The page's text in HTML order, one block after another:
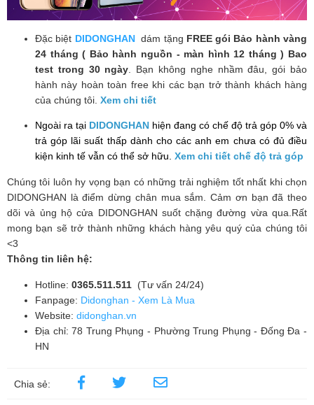
Đặc biệt DIDONGHAN dám tặng FREE gói Bảo hành vàng
24 tháng ( Bảo hành nguồn - màn hình 12 tháng ) Bao
test trong 30 ngày . Bạn không nghe nhầm đâu, gói bảo
hành này hoàn toàn free khi các bạn trở thành khách hàng
của chúng tôi. Xem chi tiết
Ngoài ra tại DIDONGHAN hiện đang có chế độ trả góp 0% và
trả góp lãi suất thấp dành cho các anh em chưa có đủ điều
kiện kinh tế vẫn có thể sở hữu. Xem chi tiết chế độ trả góp
Chúng tôi luôn hy vọng bạn có những trải nghiệm tốt nhất khi chọn
DIDONGHAN là điểm dừng chân mua sắm. Cảm ơn bạn đã theo
dõi và ủng hộ cửa DIDONGHAN suốt chặng đường vừa qua.Rất
mong bạn sẽ trở thành những khách hàng yêu quý của chúng tôi
<3
Thông tin liên hệ:
Hotline: 0365.511.511 (Tư vấn 24/24)
Fanpage: Didonghan - Xem Là Mua
Website: didonghan.vn
Địa chỉ: 78 Trung Phụng - Phường Trung Phụng - Đống Đa -
HN
Chia sẻ: